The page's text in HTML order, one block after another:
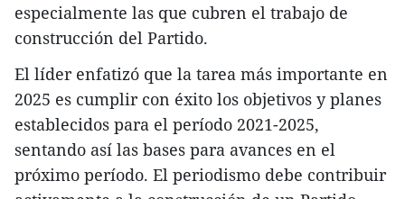
especialmente las que cubren el trabajo de
construcción del Partido.
El líder enfatizó que la tarea más importante en
2025 es cumplir con éxito los objetivos y planes
establecidos para el período 2021-2025,
sentando así las bases para avances en el
próximo período. El periodismo debe contribuir